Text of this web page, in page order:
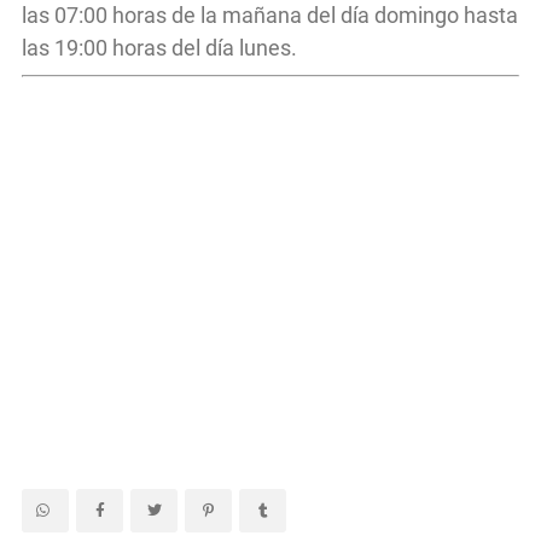
las 07:00 horas de la mañana del día domingo hasta
las 19:00 horas del día lunes.